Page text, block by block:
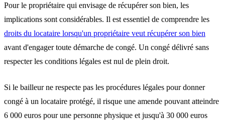
Pour le propriétaire qui envisage de récupérer son bien, les
implications sont considérables. Il est essentiel de comprendre les
droits du locataire lorsqu'un propriétaire veut récupérer son bien
avant d'engager toute démarche de congé. Un congé délivré sans
respecter les conditions légales est nul de plein droit.
Si le bailleur ne respecte pas les procédures légales pour donner
congé à un locataire protégé, il risque une amende pouvant atteindre
6 000 euros pour une personne physique et jusqu'à 30 000 euros